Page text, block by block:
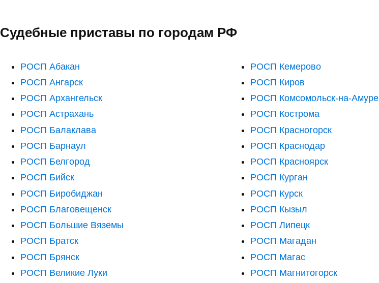
Судебные приставы по городам РФ
РОСП Абакан
РОСП Ангарск
РОСП Архангельск
РОСП Астрахань
РОСП Балаклава
РОСП Барнаул
РОСП Белгород
РОСП Бийск
РОСП Биробиджан
РОСП Благовещенск
РОСП Большие Вяземы
РОСП Братск
РОСП Брянск
РОСП Великие Луки
РОСП Кемерово
РОСП Киров
РОСП Комсомольск-на-Амуре
РОСП Кострома
РОСП Красногорск
РОСП Краснодар
РОСП Красноярск
РОСП Курган
РОСП Курск
РОСП Кызыл
РОСП Липецк
РОСП Магадан
РОСП Магас
РОСП Магнитогорск